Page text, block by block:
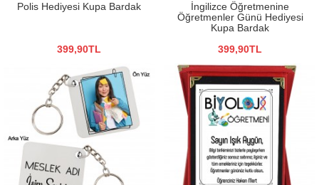
Polis Hediyesi Kupa Bardak
399,90TL
İngilizce Öğretmenine
Öğretmenler Günü Hediyesi
Kupa Bardak
399,90TL